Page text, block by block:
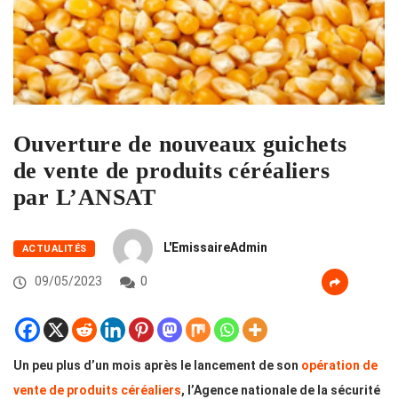
Ouverture de nouveaux guichets
de vente de produits céréaliers
par L’ANSAT
ACTUALITÉS L'EmissaireAdmin
09/05/2023 0
Un peu plus d’un mois après le lancement de son opération de
vente de produits céréaliers, l’Agence nationale de la sécurité